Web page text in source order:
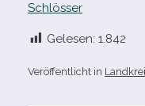
Schlösser
Gelesen: 1.842
Veröffentlicht in